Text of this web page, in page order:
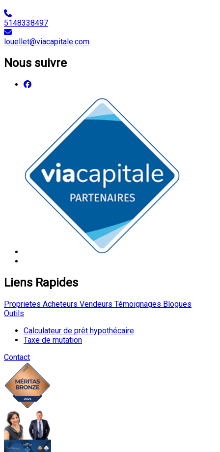
5148338497
louellet@viacapitale.com
Nous suivre
Liens Rapides
Proprietes Acheteurs Vendeurs Témoignages Blogues
Outils
Calculateur de prêt hypothécaire
Taxe de mutation
Contact